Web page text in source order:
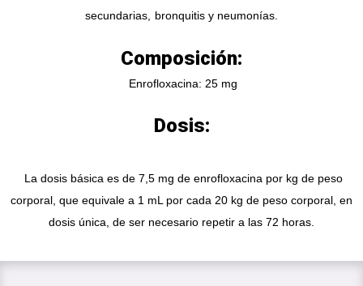
secundarias,
bronquitis y neumonías.
Composición:
Enrofloxacina: 25 mg
Dosis:
La dosis básica es de 7,5 mg de enrofloxacina por kg de peso
corporal, que equivale a 1 mL por cada 20 kg de peso corporal, en
dosis única, de ser necesario repetir a las 72 horas.